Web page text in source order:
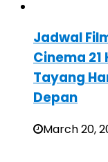
Jadwal
Cinema
Tayang
Depan
March 20,